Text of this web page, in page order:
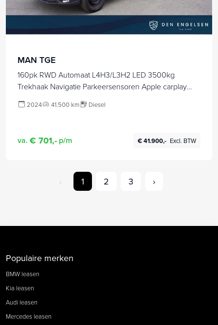
MAN TGE
160pk RWD Automaat L4H3/L3H2 LED 3500kg
Trekhaak Navigatie Parkeersensoren Apple carplay
2024 41.500 km Diesel
va. € 701,- p/m € 41.900,- Excl. BTW
‹ 1 2 3 ›
Populaire merken
BMW leasen
Kia leasen
Audi leasen
Mercedes leasen